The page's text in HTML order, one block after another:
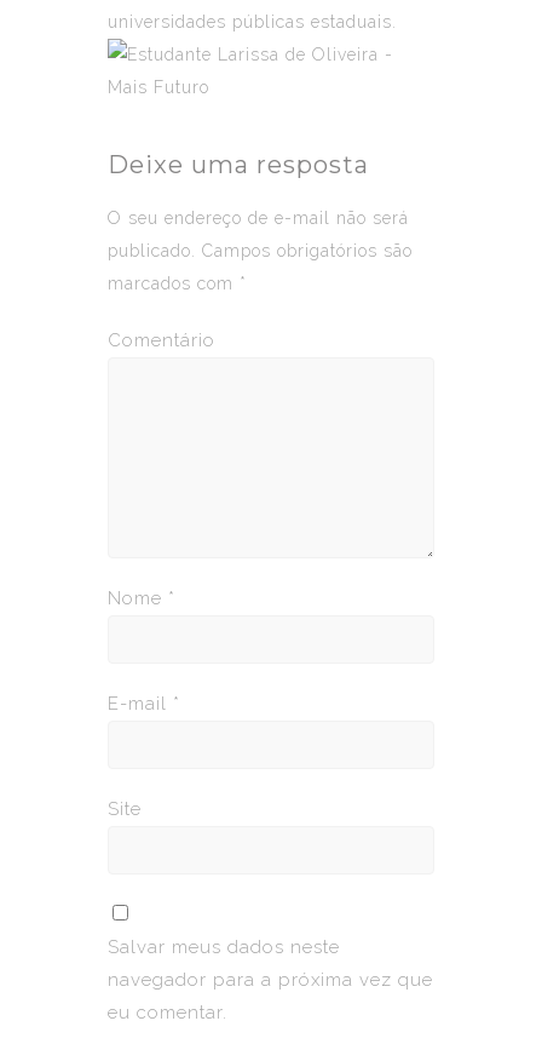
universidades públicas estaduais.
Deixe uma resposta
O seu endereço de e-mail não será
publicado.
Campos obrigatórios são
marcados com *
Comentário
Nome *
E-mail *
Site
Salvar meus dados neste
navegador para a próxima vez que
eu comentar.